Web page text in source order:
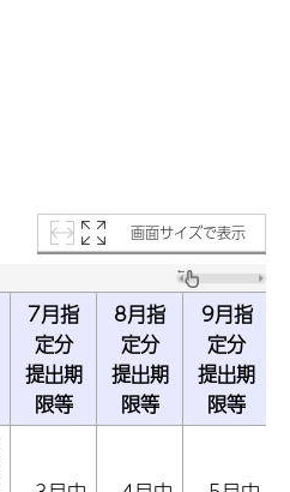
画面サイズで表示
7月指
定分
提出期
限等
8月指
定分
提出期
限等
9月指
定分
提出期
限等